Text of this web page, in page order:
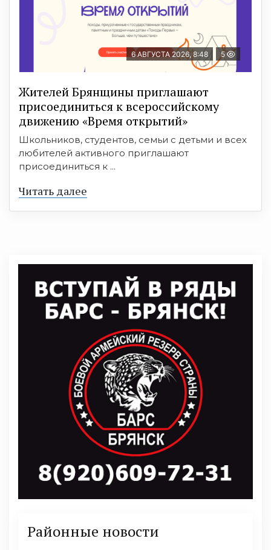
6 АВГУСТА 2026, 8:48 5
Жителей Брянщины приглашают
присоединиться к всероссийскому
движению «Время открытий»
Школьников, студентов, семьи с детьми и всех
любителей активного приглашают
присоединиться к ...
Читать далее
Районные новости